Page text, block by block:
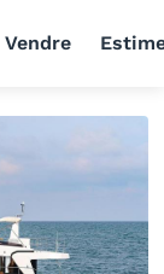
Vendre